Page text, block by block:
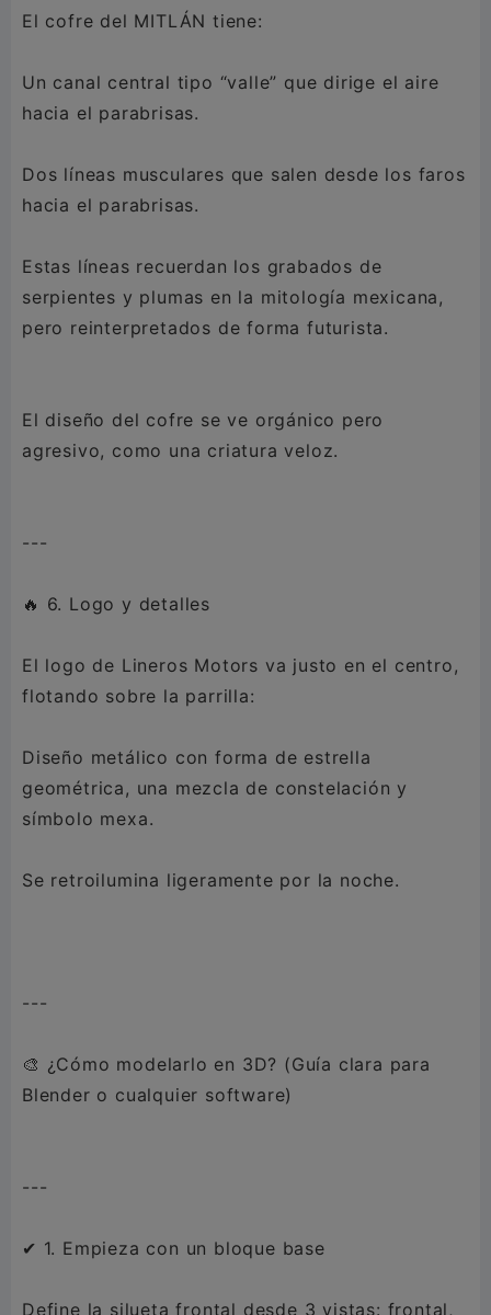
El cofre del MITLÁN tiene:
Un canal central tipo “valle” que dirige el aire
hacia el parabrisas.
Dos líneas musculares que salen desde los faros
hacia el parabrisas.
Estas líneas recuerdan los grabados de
serpientes y plumas en la mitología mexicana,
pero reinterpretados de forma futurista.
El diseño del cofre se ve orgánico pero
agresivo, como una criatura veloz.
---
🔥 6. Logo y detalles
El logo de Lineros Motors va justo en el centro,
flotando sobre la parrilla:
Diseño metálico con forma de estrella
geométrica, una mezcla de constelación y
símbolo mexa.
Se retroilumina ligeramente por la noche.
---
🎨 ¿Cómo modelarlo en 3D? (Guía clara para
Blender o cualquier software)
---
✔ 1. Empieza con un bloque base
Define la silueta frontal desde 3 vistas: frontal,